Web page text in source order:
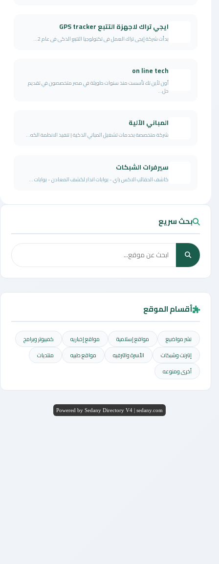
ايجي تراك لاجهزة التتبع GPS tracker
بدأت شركة إيجى تراك العمل فى تكنولوجيا التتبع الذكى فى عام 2...
on line tech
أون لأين تك تأسست منذ سنوات طويلة في مصر متخصصون في تقديم
حل...
المباني الآلية
شركة متخصصة بخدمات تشغيل المباني الذكية | تنفيذ الانظمة الكه...
سيرفرات الشبكات
كاشف الحقائب الاكس راي - بوابات انذار لكشف المعادن - بوابات ...
بحث سريع
أقسام الموقع
نشر مواضيع مواقع إسلامية مواقع إخباريه
كمبيوتر وبرامج
إنترنت وشبكات
الأسرة والترفيه مواقع طبيه
منتديات
أخرى ومنوعه
Powered by Sedany Directory V4 | sedany.com